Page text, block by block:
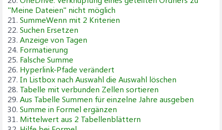
"Meine Dateien" nicht möglich
21. SummeWenn mit 2 Kriterien
22. Suchen Ersetzen
23. Anzeige von Tagen
24. Formatierung
25. Falsche Summe
26. Hyperlink-Pfade verändert
27. In Listbox nach Auswahl die Auswahl löschen
28. Tabelle mit verbunden Zellen sortieren
29. Aus Tabelle Summen für einzelne Jahre ausgeben
30. Summe in Formel ergänzen
31. Mittelwert aus 2 Tabellenblättern